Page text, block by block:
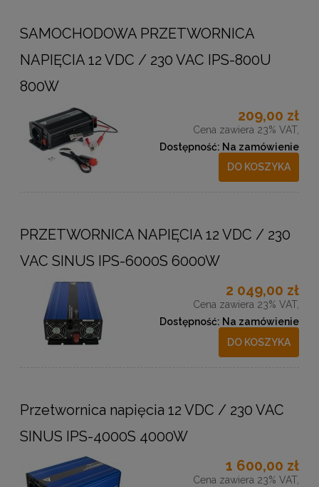
SAMOCHODOWA PRZETWORNICA
NAPIĘCIA 12 VDC / 230 VAC IPS-800U
800W
209,00 zł
Cena zawiera 23% VAT,
Dostępność: Na zamówienie
DO KOSZYKA
PRZETWORNICA NAPIĘCIA 12 VDC / 230
VAC SINUS IPS-6000S 6000W
2 049,00 zł
Cena zawiera 23% VAT,
Dostępność: Na zamówienie
DO KOSZYKA
Przetwornica napięcia 12 VDC / 230 VAC
SINUS IPS-4000S 4000W
1 600,00 zł
Cena zawiera 23% VAT,